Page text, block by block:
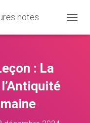
notes
U
: La